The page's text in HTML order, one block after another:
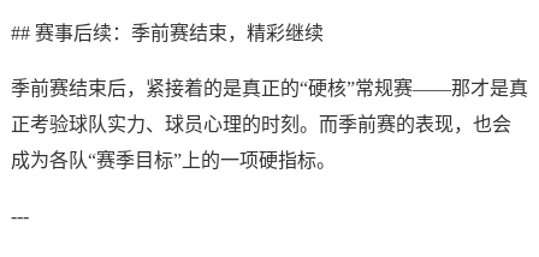
## 赛事后续：季前赛结束，精彩继续
季前赛结束后，紧接着的是真正的“硬核”常规赛——那才是真
正考验球队实力、球员心理的时刻。而季前赛的表现，也会
成为各队“赛季目标”上的一项硬指标。
---